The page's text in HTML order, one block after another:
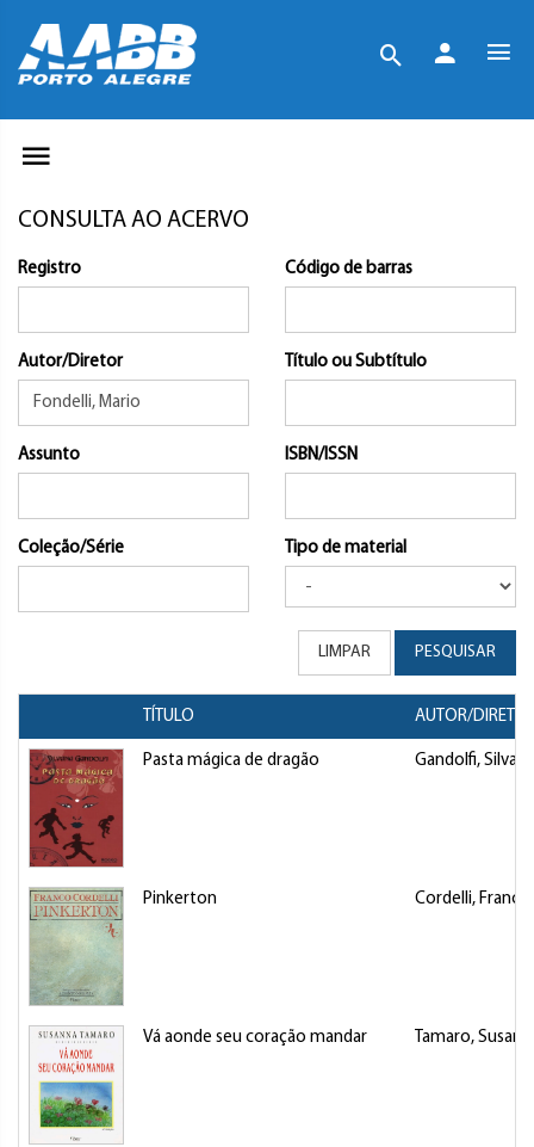
CONSULTA AO ACERVO
Registro Código de barras
Autor/Diretor Título ou Subtítulo
Assunto ISBN/ISSN
Coleção/Série Tipo de material
LIMPAR PESQUISAR
TÍTULO AUTOR/
Pasta mágica de dragão Gandolfi, Silvana
Pinkerton Cordelli, Franco
Vá aonde seu coração mandar Tamaro,